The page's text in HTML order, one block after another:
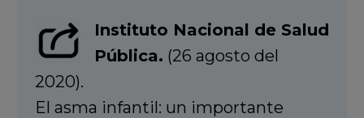
Instituto Nacional de Salud
Pública. (26 agosto del
2020).
El asma infantil: un importante